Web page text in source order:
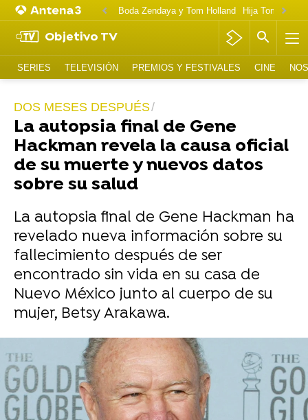
Boda Zendaya y Tom Holland Hija Tom
Objetivo TV
SERIES TELEVISIÓN PREMIOS Y FESTIVALES CINE
DOS MESES DESPUÉS
La autopsia final de Gene
Hackman revela la causa oficial
de su muerte y nuevos datos
sobre su salud
La autopsia final de Gene Hackman ha
revelado nueva información sobre su
fallecimiento después de ser
encontrado sin vida en su casa de
Nuevo México junto al cuerpo de su
mujer, Betsy Arakawa.
Publican imágenes del "pésimo estado" de
la casa de Gene Hackman y su mujer, con
roedores muertos y excrementos